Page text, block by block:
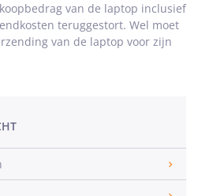
van de laptop inclusief
teruggestort. Wel moet
van de laptop voor zijn